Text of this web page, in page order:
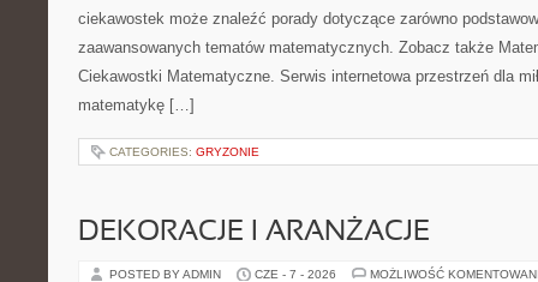
ciekawostek może znaleźć porady dotyczące zarówno
zaawansowanych tematów matematycznych. Zobacz także
Ciekawostki Matematyczne. Serwis internetowa przestrzeń dla
matematykę […]
CATEGORIES: GRYZONIE
DEKORACJE I ARANŻACJE
POSTED BY ADMIN CZE - 7 - 2026 MOŻLIWOŚĆ